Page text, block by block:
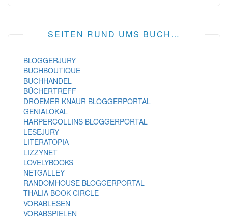
SEITEN RUND UMS BUCH…
BLOGGERJURY
BUCHBOUTIQUE
BUCHHANDEL
BÜCHERTREFF
DROEMER KNAUR BLOGGERPORTAL
GENIALOKAL
HARPERCOLLINS BLOGGERPORTAL
LESEJURY
LITERATOPIA
LIZZYNET
LOVELYBOOKS
NETGALLEY
RANDOMHOUSE BLOGGERPORTAL
THALIA BOOK CIRCLE
VORABLESEN
VORABSPIELEN